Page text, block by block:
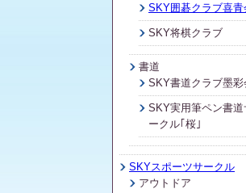
SKY囲碁クラブ喜青
SKY将棋クラブ
書道
SKY書道クラブ墨彩
SKY実用筆ペン書道
ークル｢桜｣
SKYスポーツサークル
アウトドア